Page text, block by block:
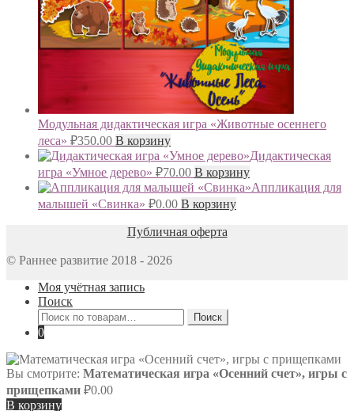
Модульная дидактическая игра «Животные осеннего
леса» ₽350.00 В корзину
Дидактическая
игра «Умное дерево» ₽70.00 В корзину
Аппликация для
малышей «Свинка» ₽0.00 В корзину
Публичная оферта
© Раннее развитие 2018 - 2026
Моя учётная запись
Поиск
Искать:
Поиск
0
Вы смотрите: Математическая игра «Осенний счет», игры с
прищепками ₽0.00
В корзину